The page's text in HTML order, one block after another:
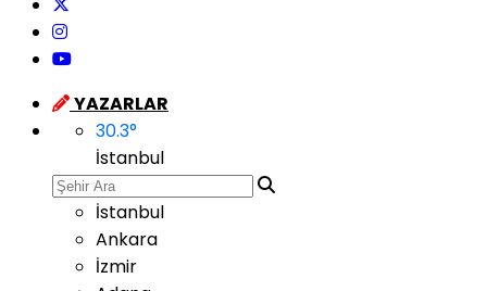
YAZARLAR
30.3°
İstanbul
İstanbul
Ankara
İzmir